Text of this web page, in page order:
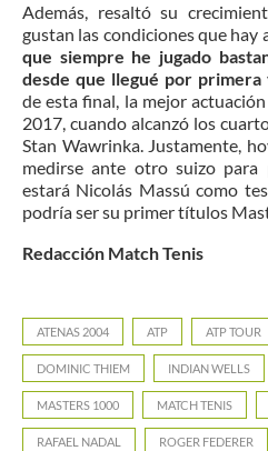
Además, resaltó su
gustan las condiciones que hay
que siempre he jugado
desde que llegué por primera
de esta final, la mejor
2017, cuando alcanzó los
Stan Wawrinka. Justamente,
medirse ante otro suizo
estará Nicolás Massú como
podría ser su primer títulos
Redacción Match Tenis
ATENAS 2004 ATP ATP TOUR
DOMINIC THIEM INDIAN WELLS
MASTERS 1000 MATCH TENIS
RAFAEL NADAL ROGER FEDERER